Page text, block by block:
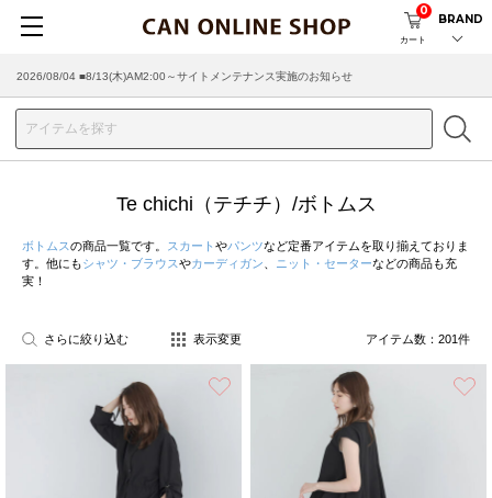
カート
0
BRAND
2026/08/04 ■8/13(木)AM2:00～サイトメンテナンス実施のお知らせ
2026/07/29 ■【お知らせ】ヤマト運輸の配送遅延・停止について
Te chichi（テチチ）/ボトムス
ボトムスの商品一覧です。 スカート やパンツなど定番アイテムを取り揃えておりま
す。他にもシャツ・ブラウスやカーディガン ニット・セーターなどの商品も充
実！
さらに絞り込む 表示変更 アイテム数： 201件